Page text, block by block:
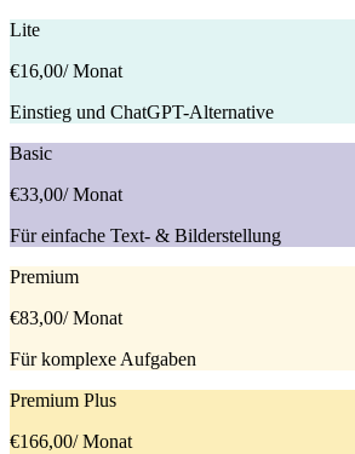
Lite
€16,00/ Monat
Einstieg und ChatGPT-Alternative
Basic
€33,00/ Monat
Für einfache Text- & Bilderstellung
Premium
€83,00/ Monat
Für komplexe Aufgaben
Premium Plus
€166,00/ Monat